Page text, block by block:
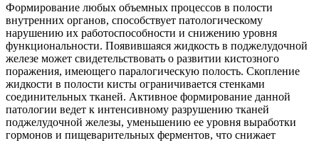
Формирование любых объемных процессов в полости
внутренних органов, способствует патологическому
нарушению их работоспособности и снижению уровня
функциональности. Появившаяся жидкость в поджелудочной
железе может свидетельствовать о развитии кистозного
поражения, имеющего паралогическую полость. Скопление
жидкости в полости кисты ограничивается стенками
соединительных тканей. Активное формирование данной
патологии ведет к интенсивному разрушению тканей
поджелудочной железы, уменьшению ее уровня выработки
гормонов и пищеварительных ферментов, что снижает